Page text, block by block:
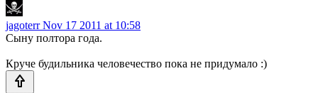
jagoterrNov 17 2011 at 10:58
Сыну полтора года.
Круче будильника человечество пока не придумало :)